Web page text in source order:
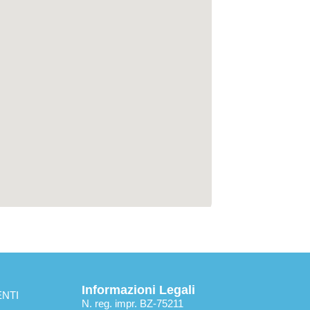
Informazioni Legali
N. reg. impr. BZ-75211